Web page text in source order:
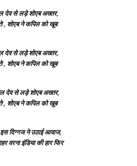
देव से लड़े शोएब अख्तर,
शोएब ने कपिल को खूब
देव से लड़े शोएब अख्तर,
शोएब ने कपिल को खूब
देव से लड़े शोएब अख्तर,
शोएब ने कपिल को खूब
दिग्गज ने उठाई आवाज,
वरना इंडिया की हार फिर